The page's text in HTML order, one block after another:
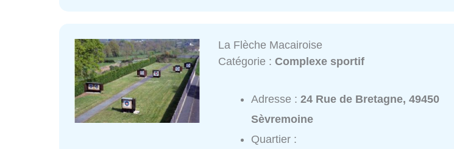
La Flèche Macairoise
Catégorie :Complexe sportif
Adresse :24 Rue de Bretagne, 49450
Sèvremoine
Quartier :